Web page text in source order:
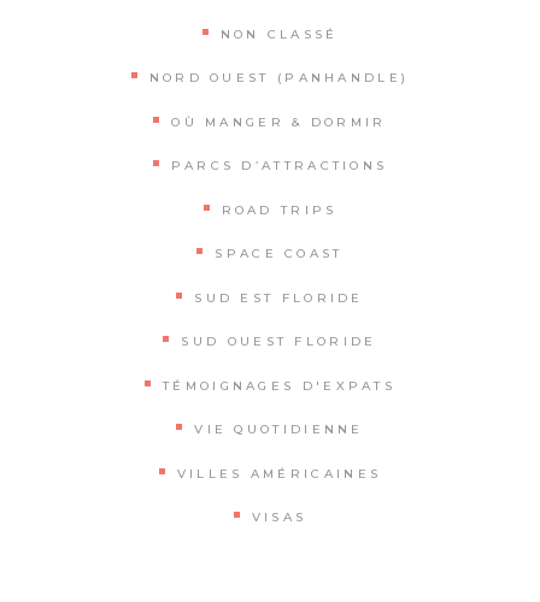
NON CLASSÉ
NORD OUEST (PANHANDLE)
OÙ MANGER & DORMIR
PARCS D’ATTRACTIONS
ROAD TRIPS
SPACE COAST
SUD EST FLORIDE
SUD OUEST FLORIDE
TÉMOIGNAGES D'EXPATS
VIE QUOTIDIENNE
VILLES AMÉRICAINES
VISAS